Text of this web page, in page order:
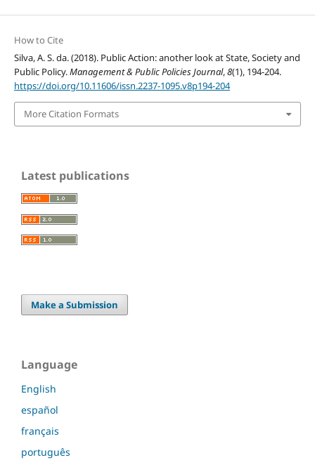
How to Cite
Silva, A. S. da. (2018). Public Action: another look at State, Society and
Public Policy.Management & Public Policies Journal,8(1), 194-204.
https://doi.org/10.11606/issn.2237-1095.v8p194-204
More Citation Formats
Latest publications
Make a Submission
Language
English
español
français
português